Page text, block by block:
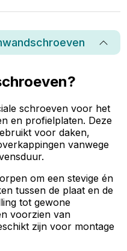
schroeven voor het
en profielplaten. Deze
voor daken,
vanwege
om een stevige én
tussen de plaat en de
tot gewone
voorzien van
zijn voor montage